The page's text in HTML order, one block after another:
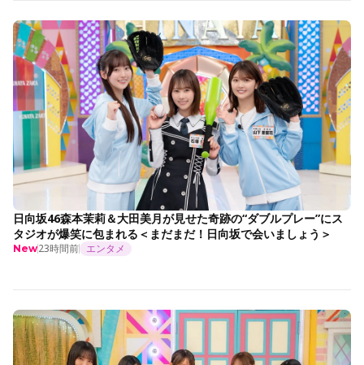
日向坂46森本茉莉＆大田美月が見せた奇跡の“ダブルプレー”にス
タジオが爆笑に包まれる＜まだまだ！日向坂で会いましょう＞
New23時間前 エンタメ